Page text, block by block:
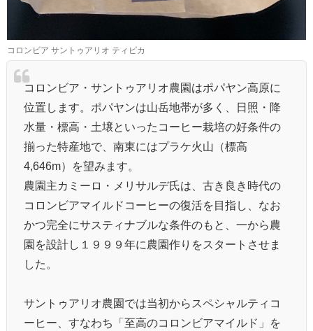
コロンビア サントゥアリオ ティピカ
コロンビア・サントゥアリオ農園はポパヤン高原に
位置します。ポパヤンは山岳地帯が多く、日照・降
水量・標高・土壌といったコーヒー栽培の好条件の
揃った特産地で、南東にはプラケ火山（標高
4,646m）を望みます。
農園主カミーロ・メリサルデ氏は、古き良き時代の
コロンビアマイルドコーヒーの復活を目指し、なお
かつ完全にサスティナブルな条件のもと、一から農
園を設計し１９９９年に農園作りをスタートさせま
した。
サントゥアリオ農園では当初からスペシャルティコ
ーヒー、すなわち「至高のコロンビアマイルド」を